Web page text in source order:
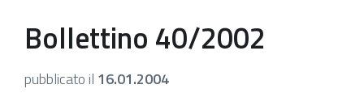
Bollettino 40/2002
pubblicato il 16.01.2004